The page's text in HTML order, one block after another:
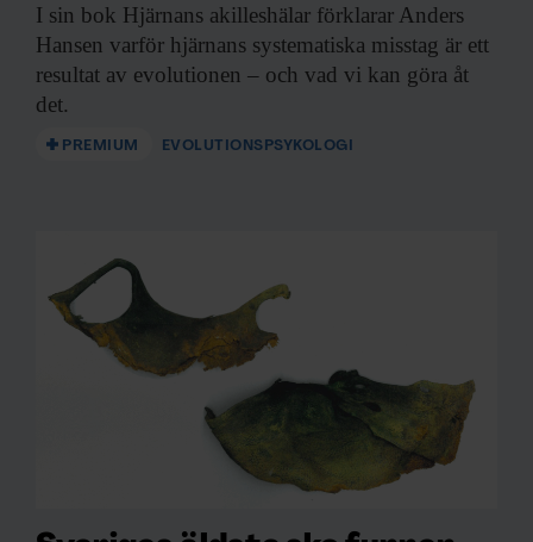
I sin bok Hjärnans akilleshälar förklarar Anders
Hansen varför hjärnans systematiska misstag är ett
resultat av evolutionen – och vad vi kan göra åt
det.
PREMIUM EVOLUTIONSPSYKOLOGI